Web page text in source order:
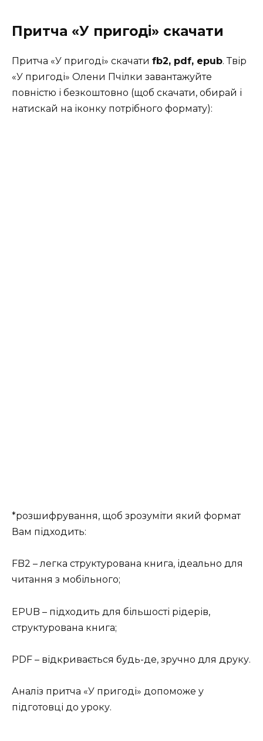
Притча «У пригоді» скачати
Притча «У пригоді» скачати fb2, pdf, epub. Твір
«У пригоді» Олени Пчілки завантажуйте
повністю і безкоштовно (щоб скачати, обирай і
натискай на іконку потрібного формату):
*розшифрування, щоб зрозуміти який формат
Вам підходить:
FB2 – легка структурована книга, ідеально для
читання з мобільного;
EPUB – підходить для більшості рідерів,
структурована книга;
PDF – відкривається будь-де, зручно для друку.
Аналіз притча «У пригоді» допоможе у
підготовці до уроку.